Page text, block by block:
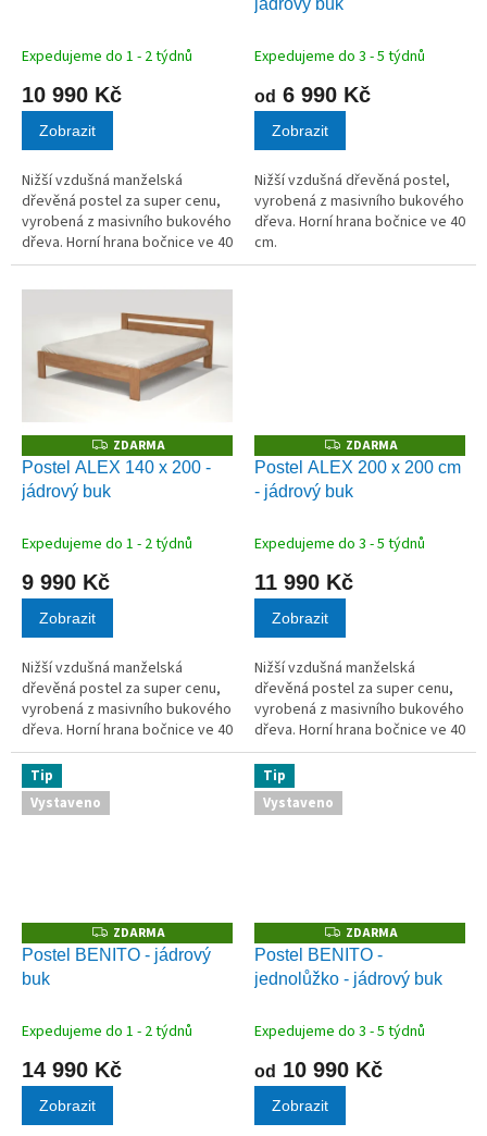
Expedujeme do 1 - 2 týdnů
10 990 Kč
Zobrazit
Nižší vzdušná manželská
dřevěná postel za super cenu,
vyrobená z masivního bukového
dřeva. Horní hrana bočnice ve 40
cm.
jádrový buk
Expedujeme do 3 - 5 týdnů
od 6 990 Kč
Zobrazit
Nižší vzdušná dřevěná postel,
vyrobená z masivního bukového
dřeva. Horní hrana bočnice ve 40
cm.
Z
D
A
R
ZDARMA
Postel ALEX 140 x 200 -
jádrový buk
Expedujeme do 1 - 2 týdnů
9 990 Kč
Zobrazit
Nižší vzdušná manželská
dřevěná postel za super cenu,
vyrobená z masivního bukového
dřeva. Horní hrana bočnice ve 40
cm.
Z
D
A
R
ZDARMA
Postel ALEX 200 x 200 cm
- jádrový buk
Expedujeme do 3 - 5 týdnů
11 990 Kč
Zobrazit
Nižší vzdušná manželská
dřevěná postel za super cenu,
vyrobená z masivního bukového
dřeva. Horní hrana bočnice ve 40
cm.
Tip
Vystaveno
Z
D
A
ZDARMA
Postel BENITO - jádrový
buk
Expedujeme do 1 - 2 týdnů
14 990 Kč
Zobrazit
Tip
Vystaveno
Z
D
A
R
ZDARMA
Postel BENITO -
jednolůžko - jádrový buk
Expedujeme do 3 - 5 týdnů
od 10 990 Kč
Zobrazit